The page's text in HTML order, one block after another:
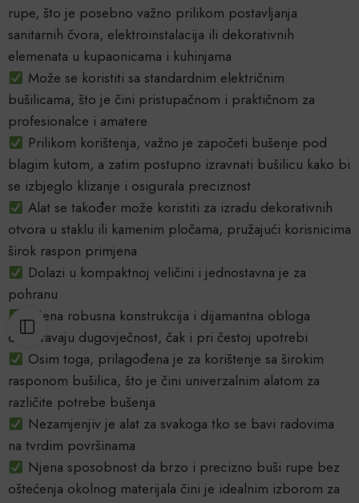
rupe, što je posebno važno prilikom postavljanja
sanitarnih čvora, elektroinstalacija ili dekorativnih
elemenata u kupaonicama i kuhinjama
Može se koristiti sa standardnim električnim
bušilicama, što je čini pristupačnom i praktičnom za
profesionalce i amatere
Prilikom korištenja, važno je započeti bušenje pod
blagim kutom, a zatim postupno izravnati bušilicu kako bi
se izbjeglo klizanje i osigurala preciznost
Alat se također može koristiti za izradu dekorativnih
otvora u staklu ili kamenim pločama, pružajući korisnicima
širok raspon primjena
Dolazi u kompaktnoj veličini i jednostavna je za
pohranu
Njena robusna konstrukcija i dijamantna obloga
osiguravaju dugovječnost, čak i pri čestoj upotrebi
Osim toga, prilagođena je za korištenje sa širokim
rasponom bušilica, što je čini univerzalnim alatom za
različite potrebe bušenja
Nezamjenjiv je alat za svakoga tko se bavi radovima
na tvrdim površinama
Njena sposobnost da brzo i precizno buši rupe bez
oštećenja okolnog materijala čini je idealnim izborom za